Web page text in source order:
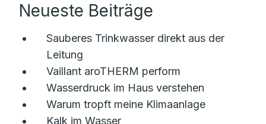
Neueste Beiträge
Sauberes Trinkwasser direkt aus der
Leitung
Vaillant aroTHERM perform
Wasserdruck im Haus verstehen
Warum tropft meine Klimaanlage
Kalk im Wasser